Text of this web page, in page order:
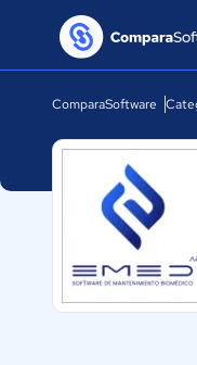
ComparaSoftware